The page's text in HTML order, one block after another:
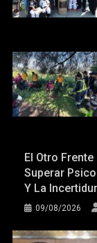
El Otro
Superar
Y La
09/08/2026